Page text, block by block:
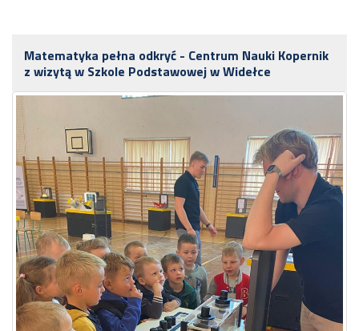
Matematyka pełna odkryć - Centrum Nauki Kopernik
z wizytą w Szkole Podstawowej w Widełce